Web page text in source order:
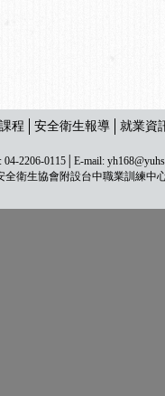
程 安全衛生報導 就業資
2206-0115│E-mail:
衛生協會附設台中職業訓練中